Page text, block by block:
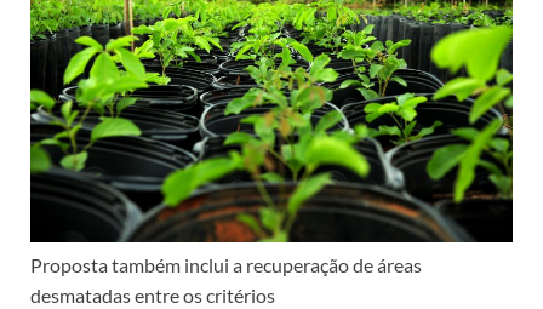
Proposta também inclui a recuperação de áreas
desmatadas entre os critérios